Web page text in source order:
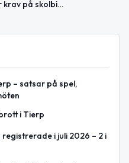
Tierp skärper krav på skolbibliotek 2026–2029
– satsar på spel,
i Tierp
i juli 2026 – 2 i